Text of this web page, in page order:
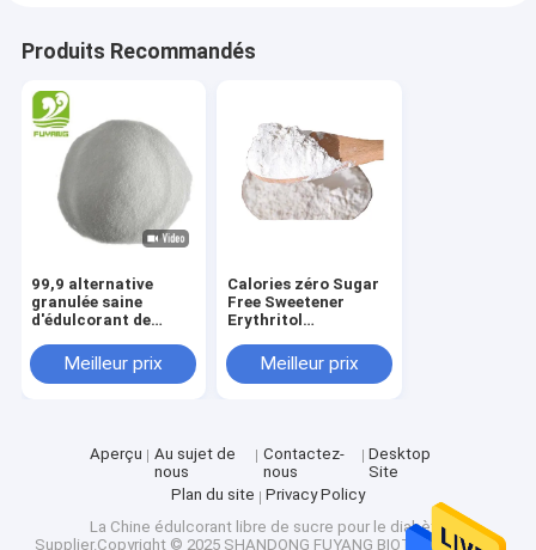
Contact
nouvelles
Tous les cas
Édulcorant naturel d'érythritol
Édulcorant en poudre d'érythritol
Produits Recommandés
99,9 alternative
granulée saine
d'édulcorant de
Sweetener Erythritol
Artificial
Meilleur prix
Calories zéro Sugar
Free Sweetener
Erythritol
boisson saine de Cas
149-32-6
Meilleur prix
Aperçu
Au sujet de
nous
Contactez-
nous
Desktop
Site
Plan du site
Privacy Policy
La Chine édulcorant libre de sucre pour le diabète
Supplier.Copyright © 2025 SHANDONG FUYANG BIOTECHNOLOGY